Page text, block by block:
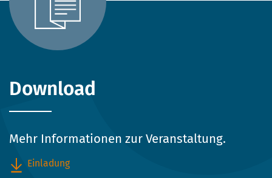
Download
Mehr Informationen zur Veranstaltung.
Einladung